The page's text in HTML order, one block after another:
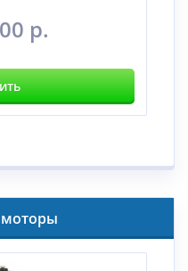
р.